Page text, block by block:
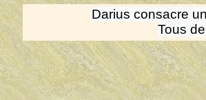
Darius consacre
Tous